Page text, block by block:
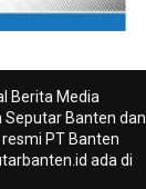
Berita Media
Seputar Banten dan
PT Banten
ada di